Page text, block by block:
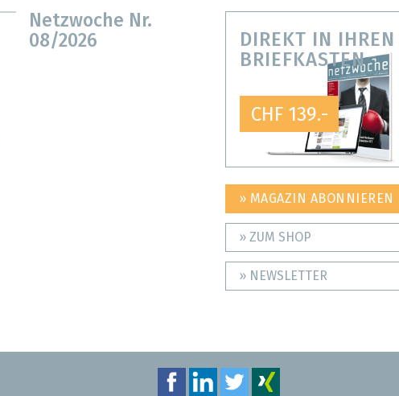
Netzwoche Nr.
08/2026
DIREKT IN IHREN
BRIEFKASTEN
CHF 139.-
» MAGAZIN ABONNIEREN
» ZUM SHOP
» NEWSLETTER